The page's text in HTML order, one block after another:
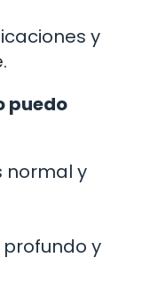
y
puedo
normal y
y